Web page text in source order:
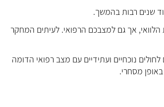
שנים רבות בהמשך.
אך גם למצבכם הרפואי. לעיתים המחקר
נוכחיים ועתידיים עם מצב רפואי הדומה
מסחרי.